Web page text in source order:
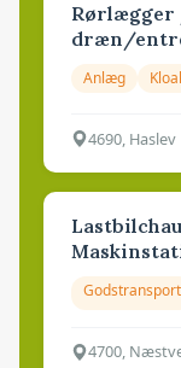
Rørlægger
dræn/
Anlæg
4690, Haslev
Godstransport
4700,